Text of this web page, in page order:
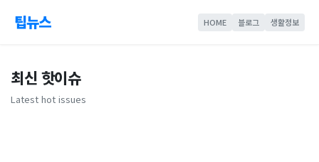
팁뉴스 HOME 블로그 생활정보
최신 핫이슈
Latest hot issues